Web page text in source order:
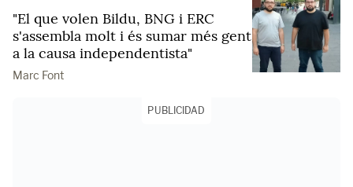
"El que volen Bildu, BNG i ERC
s'assembla molt i és sumar més gent
a la causa independentista"
Marc Font
PUBLICIDAD